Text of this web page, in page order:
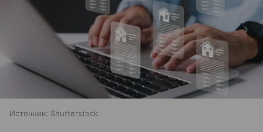
Источник: Shutterstock